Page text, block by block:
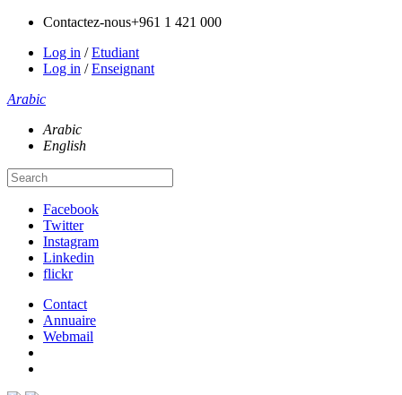
Contactez-nous+961 1 421 000
Log in /Etudiant
Log in /Enseignant
Arabic
Arabic
English
Facebook
Twitter
Instagram
Linkedin
flickr
Contact
Annuaire
Webmail